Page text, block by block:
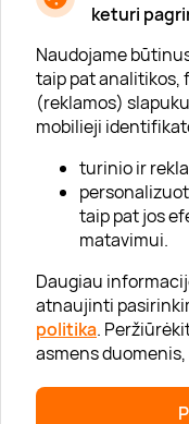
keturi
Naudojame
taip pat analitikos,
(reklamos)
mobilieji
turinio ir
taip pat jos
matavimui.
Daugiau
atnaujinti
politika.
asmens
Apie „Gera Dovana“
Lojalumo klubas
Karjera
Visi partneriai
Kontaktai
Tinklaraštis
Informacija